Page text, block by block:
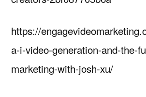
https://
a-i-video-generation-and-the-
marketing-with-josh-xu/